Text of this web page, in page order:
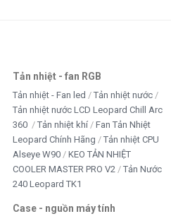
Tản nhiệt - fan RGB
Tản nhiệt - Fan led
Tản nhiệt nước
Tản nhiệt nước LCD Leopard Chill Arc
360
Tản nhiệt khí
Fan Tản Nhiệt
Leopard Chính Hãng
Tản nhiệt CPU
Alseye W90
KEO TẢN NHIỆT
COOLER MASTER PRO V2
Tản Nước
240 Leopard TK1
Case - nguồn máy tính